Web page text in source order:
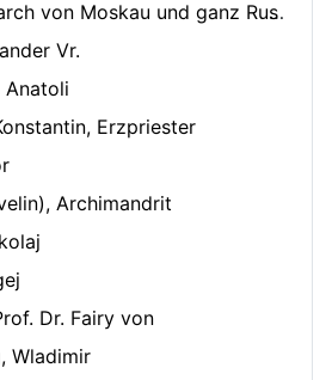
von Moskau und ganz Russland
Vr.
Anatoli
Erzpriester
Archimandrit
Dr. Fairy von
Wladimir